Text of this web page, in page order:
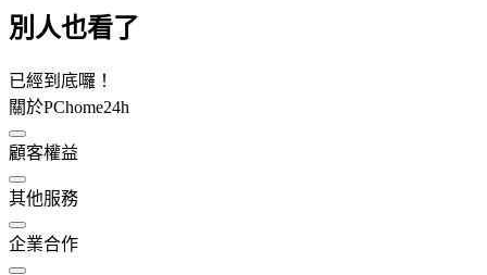
別人也看了
已經到底囉！
關於PChome24h
顧客權益
其他服務
企業合作